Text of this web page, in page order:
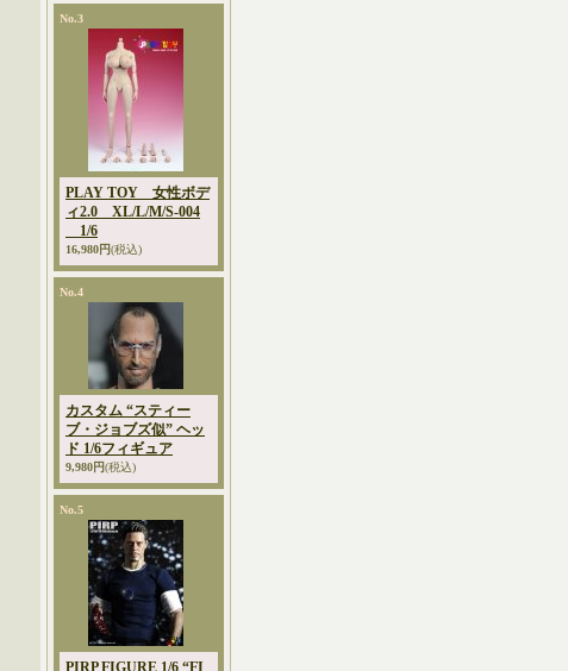
No.3
PLAY TOY 女性ボデ
ィ2.0 XL/L/M/S-004
1/6
16,980円(税込)
No.4
カスタム “スティー
ブ・ジョブズ似” ヘッ
ド 1/6フィギュア
9,980円(税込)
No.5
PIRP FIGURE 1/6 “FI